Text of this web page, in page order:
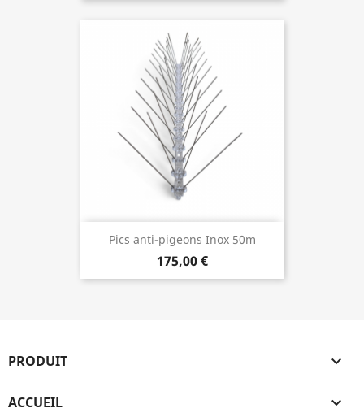
Pics anti-pigeons Inox 50m
175,00 €
PRODUIT 
ACCUEIL 